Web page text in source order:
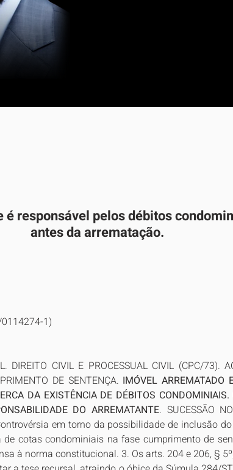
é responsável pelos débitos
antes da arrematação.
1)
DIREITO CIVIL E PROCESSUAL CIVIL (CPC/73).
DE SENTENÇA. IMÓVEL ARREMATADO
DA EXISTÊNCIA DE DÉBITOS CONDOMINIAIS.
DO ARREMATANTE. SUCESSÃO
em torno da possibilidade de inclusão
cotas condominiais na fase cumprimento de
à norma constitucional. 3. Os arts. 204 e 206, §